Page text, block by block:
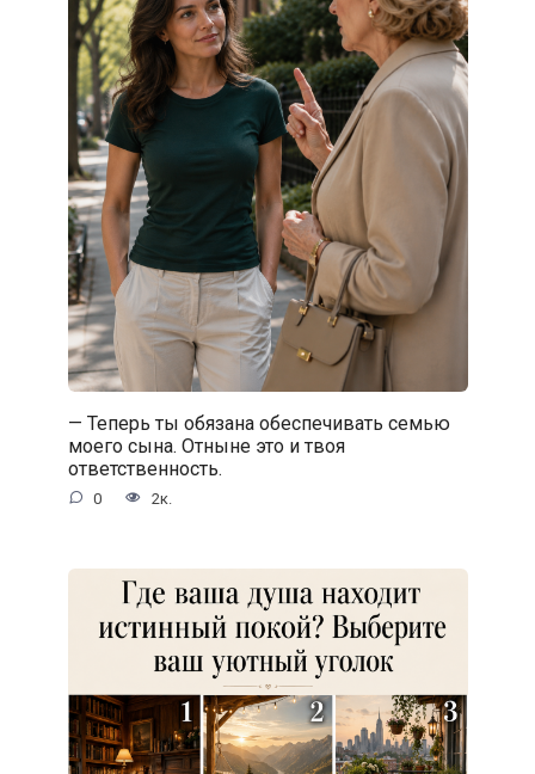
— Теперь ты обязана обеспечивать семью
моего сына. Отныне это и твоя
ответственность.
0 2к.